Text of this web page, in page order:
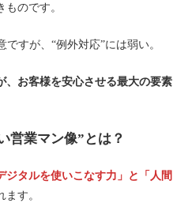
のです。
すが、“例外対応”には弱い。
、お客様を安心させる最大の要素
営業マン像”とは？
ジタルを使いこなす力」と「人間
す。